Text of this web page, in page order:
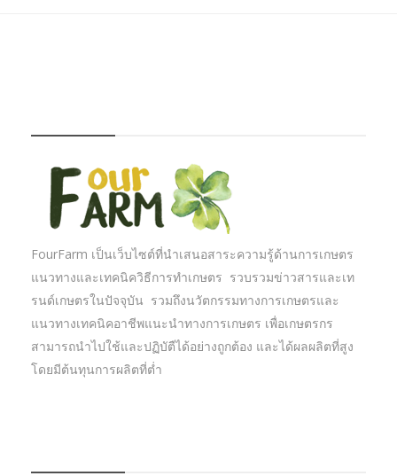
FourFarm เป็นเว็บไซต์ที่นำเสนอสาระความรู้ด้านการเกษตร
แนวทางและเทคนิควิธีการทำเกษตร รวบรวมข่าวสารและเท
รนด์เกษตรในปัจจุบัน รวมถึงนวัตกรรมทางการเกษตรและ
แนวทางเทคนิคอาชีพแนะนำทางการเกษตร เพื่อเกษตรกร
สามารถนำไปใช้และปฏิบัตืได้อย่างถูกต้อง และได้ผลผลิตที่สูง
โดยมีต้นทุนการผลิตที่ต่ำ